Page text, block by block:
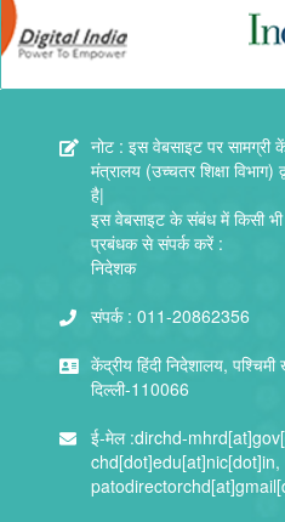
नोट : इस वेबसाइट पर सामग्री
मंत्रालय (उच्चतर शिक्षा विभाग)
है|
इस वेबसाइट के संबंध में किसी
प्रबंधक से संपर्क करें :
निदेशक
संपर्क : 011-20862356
केंद्रीय हिंदी निदेशालय,
दिल्ली-110066
ई-मेल :dirchd-
chd[dot]edu[at]nic[dot]in,